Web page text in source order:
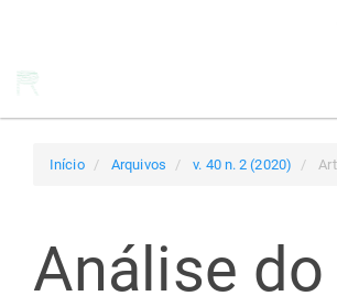
Início Arquivos v. 40 n. 2 (2020)
Análise